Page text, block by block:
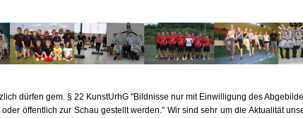
dürfen gem. § 22 KunstUrhG "Bildnisse nur mit Einwilligung des
oder öffentlich zur Schau gestellt werden." Wir sind sehr um die Aktualität